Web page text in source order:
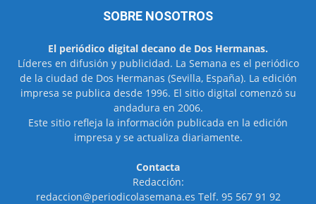
SOBRE NOSOTROS
El periódico digital decano de Dos Hermanas.
Líderes en difusión y publicidad. La Semana es el periódico
de la ciudad de Dos Hermanas (Sevilla, España). La edición
impresa se publica desde 1996. El sitio digital comenzó su
andadura en 2006.
Este sitio refleja la información publicada en la edición
impresa y se actualiza diariamente.
Contacta
Redacción:
redaccion@periodicolasemana.es Telf. 95 567 91 92